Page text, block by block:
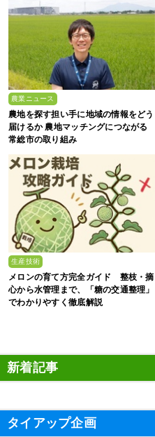
農業ニュース
農地を探す担い手に地域の情報をどう
届けるか 農地マッチングにつながる
常総市の取り組み
生産技術
メロンの育て方完全ガイド 整枝・摘
心から水管理まで、「糖の交通整理」
でわかりやすく徹底解説
新着記事
タイアップ企画